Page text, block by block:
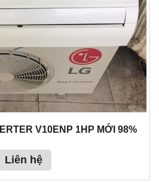
V10ENP 1HP MỚI 98%
Liên hệ